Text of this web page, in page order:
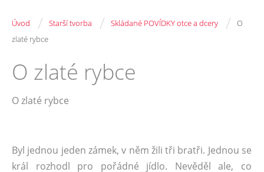
Úvod / Starší tvorba / Skládané POVÍDKY otce a dcery /
O
zlaté rybce
O zlaté rybce
O zlaté rybce
Byl jednou jeden zámek, v něm žili tři bratři. Jednou se
král rozhodl pro pořádné jídlo. Nevěděl ale, co